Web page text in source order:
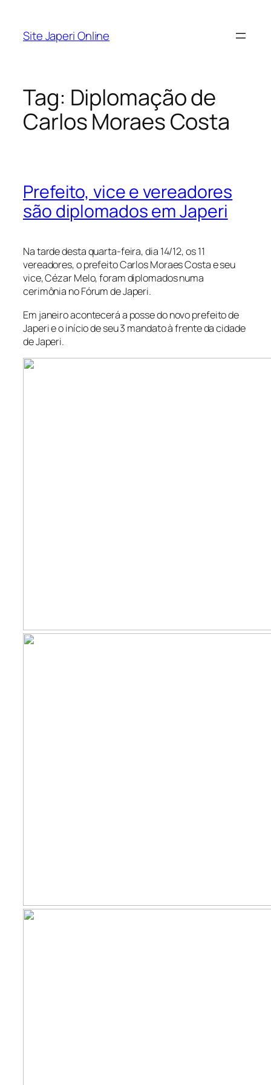
Site Japeri Online
Tag: Diplomação de
Carlos Moraes Costa
Prefeito, vice e vereadores
são diplomados em Japeri
Na tarde desta quarta-feira, dia 14/12, os 11
vereadores, o prefeito Carlos Moraes Costa e seu
vice, Cézar Melo, foram diplomados numa
cerimônia no Fórum de Japeri.
Em janeiro acontecerá a posse do novo prefeito de
Japeri e o início de seu 3 mandato à frente da cidade
de Japeri.